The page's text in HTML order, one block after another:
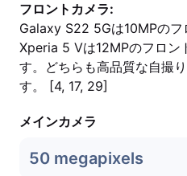
フロントカメラ:
Galaxy S22 5Gは10MPのフ
Xperia 5 Vは12MPのフロン
す。どちらも高品質な自撮
す。 [4, 17, 29]
メインカメラ
50 megapixels